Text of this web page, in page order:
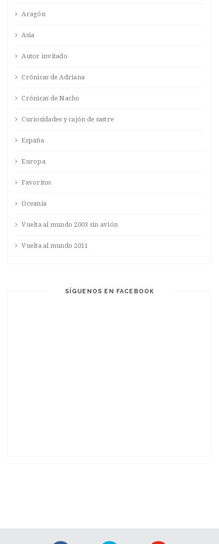
Aragón
Asia
Autor invitado
Crónicas de Adriana
Crónicas de Nacho
Curiosidades y cajón de sastre
España
Europa
Favoritos
Oceanía
Vuelta al mundo 2003 sin avión
Vuelta al mundo 2011
SÍGUENOS EN FACEBOOK